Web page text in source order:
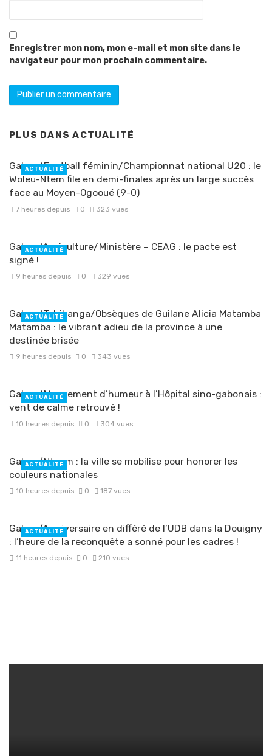
Enregistrer mon nom, mon e-mail et mon site dans le
navigateur pour mon prochain commentaire.
PLUS DANSACTUALITÉ
Gabon/Football féminin/Championnat national U20 : le
Woleu-Ntem file en demi-finales après un large succès
face au Moyen-Ogooué (9-0)
7 heures depuis 0 323 vues
ACTUALITÉ
Gabon/Agriculture/Ministère – CEAG : le pacte est
signé !
9 heures depuis 0 329 vues
ACTUALITÉ
Gabon/Tchibanga/Obsèques de Guilane Alicia Matamba
Matamba : le vibrant adieu de la province à une
destinée brisée
9 heures depuis 0 343 vues
ACTUALITÉ
Gabon/Mouvement d’humeur à l’Hôpital sino-gabonais :
vent de calme retrouvé !
10 heures depuis 0 304 vues
ACTUALITÉ
Gabon/Ntoum : la ville se mobilise pour honorer les
couleurs nationales
10 heures depuis 0 187 vues
ACTUALITÉ
Gabon/Anniversaire en différé de l’UDB dans la Douigny
: l’heure de la reconquête a sonné pour les cadres !
11 heures depuis 0 210 vues
ACTUALITÉ